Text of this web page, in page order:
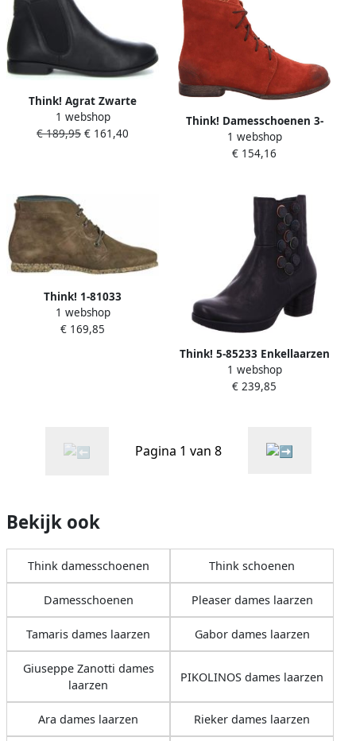
Think! Agrat Zwarte
Enkellaars Black Dames
1 webshop
€ 189,95 € 161,40
Think! Damesschoenen 3-
000032-3000 bruin
1 webshop
€ 154,16
Think! 1-81033
1 webshop
€ 169,85
Think! 5-85233 Enkellaarzen
1 webshop
€ 239,85
Pagina 1 van 8
Bekijk ook
Think damesschoenen Think schoenen
Damesschoenen Pleaser dames laarzen
Tamaris dames laarzen Gabor dames laarzen
Giuseppe Zanotti dames
laarzen
PIKOLINOS dames laarzen
Ara dames laarzen Rieker dames laarzen